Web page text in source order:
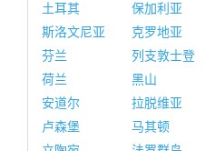
土耳其
保加利亚
斯洛文尼亚
克罗地亚
芬兰
列支敦士登
荷兰
黑山
安道尔
拉脱维亚
卢森堡
马其顿